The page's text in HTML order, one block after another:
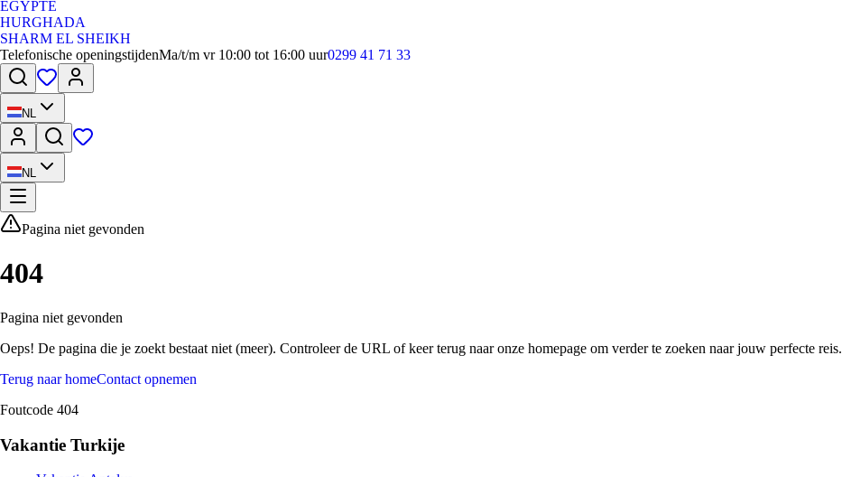
EGYPTE
HURGHADA
SHARM EL SHEIKH
Telefonische openingstijdenMa/t/m vr 10:00 tot 16:00 uur0299 41 71 33
NL
NL
Pagina niet gevonden
404
Pagina niet gevonden
Oeps! De pagina die je zoekt bestaat niet (meer). Controleer de URL of keer terug naar onze homepage om verder te zoeken naar jouw perfecte reis.
Terug naar homeContact opnemen
Foutcode 404
Vakantie Turkije